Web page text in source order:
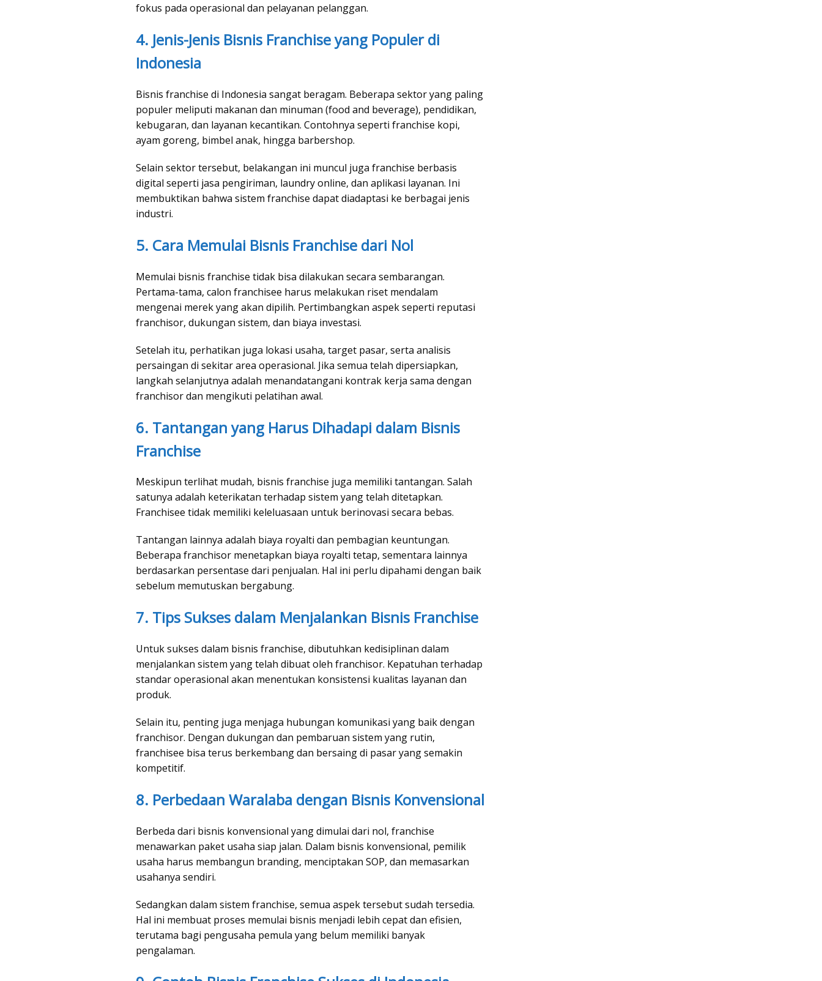
fokus pada operasional dan pelayanan pelanggan.
4. Jenis-Jenis Bisnis Franchise yang Populer di
Indonesia
Bisnis franchise di Indonesia sangat beragam. Beberapa sektor yang paling
populer meliputi makanan dan minuman (food and beverage), pendidikan,
kebugaran, dan layanan kecantikan. Contohnya seperti franchise kopi,
ayam goreng, bimbel anak, hingga barbershop.
Selain sektor tersebut, belakangan ini muncul juga franchise berbasis
digital seperti jasa pengiriman, laundry online, dan aplikasi layanan. Ini
membuktikan bahwa sistem franchise dapat diadaptasi ke berbagai jenis
industri.
5. Cara Memulai Bisnis Franchise dari Nol
Memulai bisnis franchise tidak bisa dilakukan secara sembarangan.
Pertama-tama, calon franchisee harus melakukan riset mendalam
mengenai merek yang akan dipilih. Pertimbangkan aspek seperti reputasi
franchisor, dukungan sistem, dan biaya investasi.
Setelah itu, perhatikan juga lokasi usaha, target pasar, serta analisis
persaingan di sekitar area operasional. Jika semua telah dipersiapkan,
langkah selanjutnya adalah menandatangani kontrak kerja sama dengan
franchisor dan mengikuti pelatihan awal.
6. Tantangan yang Harus Dihadapi dalam Bisnis
Franchise
Meskipun terlihat mudah, bisnis franchise juga memiliki tantangan. Salah
satunya adalah keterikatan terhadap sistem yang telah ditetapkan.
Franchisee tidak memiliki keleluasaan untuk berinovasi secara bebas.
Tantangan lainnya adalah biaya royalti dan pembagian keuntungan.
Beberapa franchisor menetapkan biaya royalti tetap, sementara lainnya
berdasarkan persentase dari penjualan. Hal ini perlu dipahami dengan baik
sebelum memutuskan bergabung.
7. Tips Sukses dalam Menjalankan Bisnis Franchise
Untuk sukses dalam bisnis franchise, dibutuhkan kedisiplinan dalam
menjalankan sistem yang telah dibuat oleh franchisor. Kepatuhan terhadap
standar operasional akan menentukan konsistensi kualitas layanan dan
produk.
Selain itu, penting juga menjaga hubungan komunikasi yang baik dengan
franchisor. Dengan dukungan dan pembaruan sistem yang rutin,
franchisee bisa terus berkembang dan bersaing di pasar yang semakin
kompetitif.
8. Perbedaan Waralaba dengan Bisnis Konvensional
Berbeda dari bisnis konvensional yang dimulai dari nol, franchise
menawarkan paket usaha siap jalan. Dalam bisnis konvensional, pemilik
usaha harus membangun branding, menciptakan SOP, dan memasarkan
usahanya sendiri.
Sedangkan dalam sistem franchise, semua aspek tersebut sudah tersedia.
Hal ini membuat proses memulai bisnis menjadi lebih cepat dan efisien,
terutama bagi pengusaha pemula yang belum memiliki banyak
pengalaman.